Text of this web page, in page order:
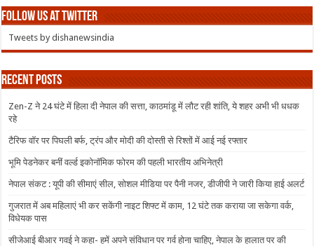
Follow us at Twitter
Tweets by dishanewsindia
Recent Posts
Zen-Z ने 24 घंटे में हिला दी नेपाल की सत्ता, काठमांडू में लौट रही शांति, ये शहर अभी भी धधक
रहे
टैरिफ वॉर पर पिघली बर्फ, ट्रंप और मोदी की दोस्ती से रिश्तों में आई नई रफ्तार
भूमि पेडनेकर बनीं वर्ल्ड इकोनॉमिक फोरम की पहली भारतीय अभिनेत्री
नेपाल संकट : यूपी की सीमाएं सील, सोशल मीडिया पर पैनी नजर, डीजीपी ने जारी किया हाई अलर्ट
गुजरात में अब महिलाएं भी कर सकेंगी नाइट शिफ्ट में काम, 12 घंटे तक कराया जा सकेगा वर्क,
विधेयक पास
सीजेआई बीआर गवई ने कहा- हमें अपने संविधान पर गर्व होना चाहिए, नेपाल के हालात पर की